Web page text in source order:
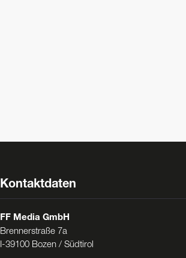
Kontaktdaten
FF Media GmbH
Brennerstraße 7a
I-39100 Bozen / Südtirol